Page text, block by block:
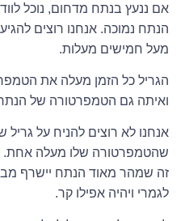
אם ננעץ בנתח מדחום, נוכל
הנתח נמוכה. אנחנו רוצים
מעל חמישים מעלות.
הגריל כל הזמן מעלה את
ואיתה גם הטמפרטורה של
שהטמפרטורה שלו מעלה
זה שמהר מאוד הנתח יישרף
לגמרי ויהיה אפילו קר.